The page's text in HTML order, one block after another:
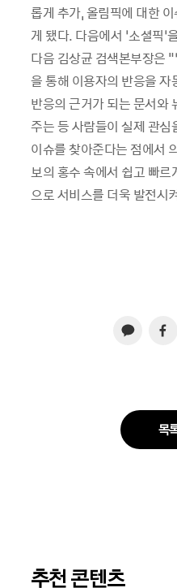
롭게 추가, 올림픽에 대한
게 됐다. 다음에서 ‘소셜픽’
다음 김상균 검색본부장은
을 통해 이용자의 반응을
반응의 근거가 되는 문서와
주는 등 사람들이 실제 관
이슈를 찾아준다는 점에서
보의 홍수 속에서 쉽고 빠
으로 서비스를 더욱 발전시
목
추천 콘텐츠